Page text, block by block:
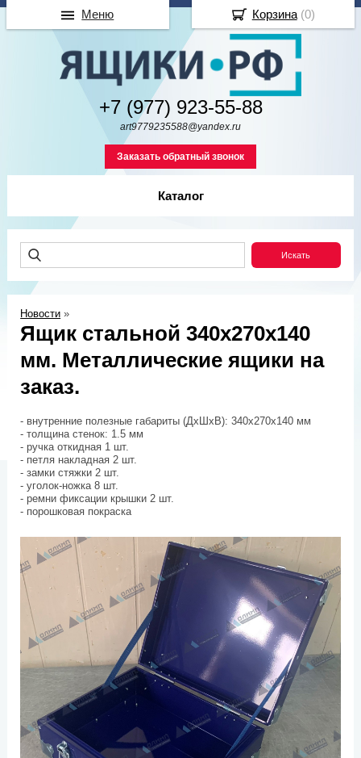
+7 (977) 923-55-88
art9779235588@yandex.ru
Заказать обратный звонок
Каталог
Новости »
Ящик стальной 340х270х140
мм. Металлические ящики на
заказ.
- внутренние полезные габариты (ДхШхВ): 340х270х140 мм
- толщина стенок: 1.5 мм
- ручка откидная 1 шт.
- петля накладная 2 шт.
- замки стяжки 2 шт.
- уголок-ножка 8 шт.
- ремни фиксации крышки 2 шт.
- порошковая покраска
Корзина(0)
Меню